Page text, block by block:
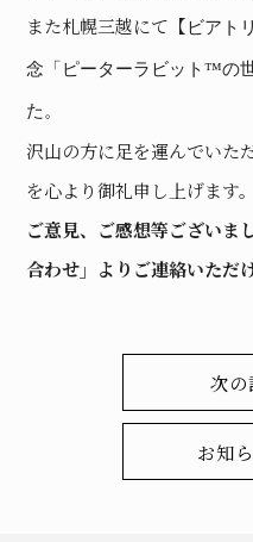
また札幌三越にて【 ビアト
念 「ピーターラビット™の
た。
沢山の方に足を運んでいた
を心より御礼申し上げます
ご意見、ご感想等ございま
合わせ」よりご連絡いただ
次の
お知